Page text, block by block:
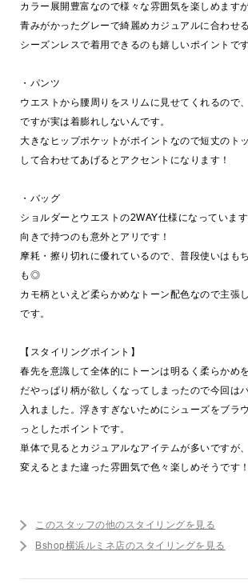
カラー展開豊富なので様々な雰囲気を楽しめます
青みがかったグレーで綺麗めカジュアルに合わせ
シーズンレスで着用できるのも嬉しいポイントです
・パンツ
ウエストから腰周りをスリムに見せてくれるので
ですが実は着膨れしないんです。
大きなヒップポケットがポイントなので短丈のト
して合わせてあげるとアクセントになります！
・バッグ
ショルダーとウエストの2WAY仕様になっていま
向きで持つのも意外とアリです！
摩耗・擦り切れに優れているので、普段使いはも
も◎
カモ柄といえど柔らかめなトーン配色なので主張
です。
【スタイリングポイント】
春先を意識して全体的にトーンは明るく柔らかめ
だやっぱり柄が欲しくなってしまったので今回は
入れました。浮きすぎないためにシューズをブラ
っとしたポイントです。
単体で見るとカジュアルなアイテムが多いですが
変えるとまた違った雰囲気で色々楽しめそうです！
このスタッフの他のスタイリングを見る
Bshop横浜ルミネ店のスタイリングを見る